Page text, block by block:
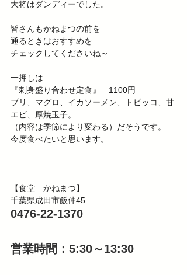
大将はダンディーでした。
皆さんもかねまつの前を
通るときはおすすめを
チェックしてくださいね～
一押しは
『刺身盛り合わせ定食』　1100円
ブリ、マグロ、イカソーメン、トビッコ、甘
エビ、厚焼玉子。
（内容は季節により変わる）だそうです。
今度食べたいと思います。
【食堂　かねまつ】
千葉県成田市飯仲45
0476-22-1370
営業時間：5:30～13:30